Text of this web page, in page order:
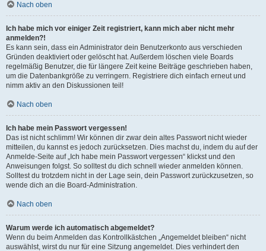
Nach oben
Ich habe mich vor einiger Zeit registriert, kann mich aber nicht mehr
anmelden?!
Es kann sein, dass ein Administrator dein Benutzerkonto aus verschieden
Gründen deaktiviert oder gelöscht hat. Außerdem löschen viele Boards
regelmäßig Benutzer, die für längere Zeit keine Beiträge geschrieben haben,
um die Datenbankgröße zu verringern. Registriere dich einfach erneut und
nimm aktiv an den Diskussionen teil!
Nach oben
Ich habe mein Passwort vergessen!
Das ist nicht schlimm! Wir können dir zwar dein altes Passwort nicht wieder
mitteilen, du kannst es jedoch zurücksetzen. Dies machst du, indem du auf der
Anmelde-Seite auf „Ich habe mein Passwort vergessen“ klickst und den
Anweisungen folgst. So solltest du dich schnell wieder anmelden können.
Solltest du trotzdem nicht in der Lage sein, dein Passwort zurückzusetzen, so
wende dich an die Board-Administration.
Nach oben
Warum werde ich automatisch abgemeldet?
Wenn du beim Anmelden das Kontrollkästchen „Angemeldet bleiben“ nicht
auswählst, wirst du nur für eine Sitzung angemeldet. Dies verhindert den